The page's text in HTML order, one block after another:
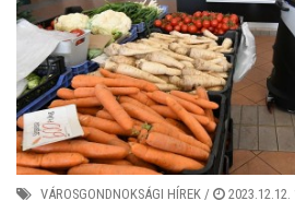
VÁROSGONDNOKSÁGI HÍREK / 2023.12.12.